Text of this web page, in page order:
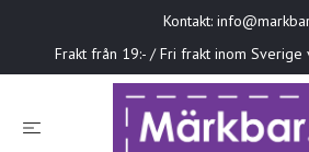
Kontakt:
Frakt från 19:- / Fri frakt inom Sverige